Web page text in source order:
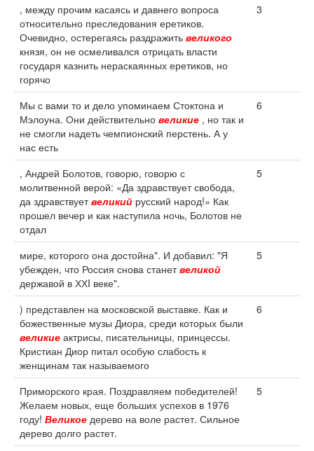
, между прочим касаясь и давнего вопроса
относительно преследования еретиков.
Очевидно, остерегаясь раздражить великого
князя, он не осмеливался отрицать власти
государя казнить нераскаянных еретиков, но
горячо
3
Мы с вами то и дело упоминаем Стоктона и
Мэлоуна. Они действительно великие , но так и
не смогли надеть чемпионский перстень. А у
нас есть
6
, Андрей Болотов, говорю, говорю с
молитвенной верой: «Да здравствует свобода,
да здравствуетвеликий русский народ!» Как
прошел вечер и как наступила ночь, Болотов не
отдал
5
мире, которого она достойна". И добавил: "Я
убежден, что Россия снова станетвеликой
державой в ХХI веке".
5
) представлен на московской выставке. Как и
божественные музы Диора, среди которых были
великие актрисы, писательницы, принцессы.
Кристиан Диор питал особую слабость к
женщинам так называемого
6
Приморского края. Поздравляем победителей!
Желаем новых, еще больших успехов в 1976
году! Великое дерево на воле растет. Сильное
дерево долго растет.
5